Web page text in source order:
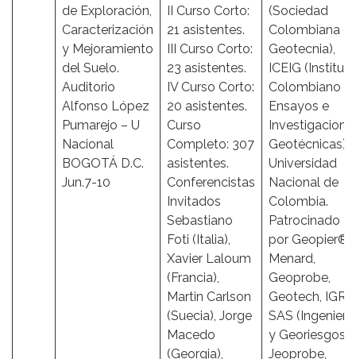
de Exploración,
Caracterización
y Mejoramiento
del Suelo.
Auditorio
Alfonso López
Pumarejo – U
Nacional
BOGOTÁ D.C.
Jun.7-10
II Curso Corto:
21 asistentes.
III Curso Corto:
23 asistentes.
IV Curso Corto:
20 asistentes.
Curso
Completo: 307
asistentes.
Conferencistas
Invitados
Sebastiano
Foti (Italia),
Xavier Laloum
(Francia),
Martin Carlson
(Suecia), Jorge
Macedo
(Georgia),
(Sociedad
Colombiana
Geotecnia),
ICEIG (Instituto
Colombiano
Ensayos e
Geotécnicas) y
Universidad
Nacional de
Colombia.
Patrocinado
por Geopier®,
Menard,
Geoprobe,
Geotech, IGR
SAS (Ingeniería
y Georiesgos),
Jeoprobe,